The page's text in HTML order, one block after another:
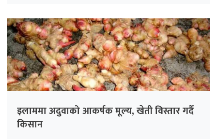
इलाममा अदुवाको आकर्षक मूल्य, खेती विस्तार गर्दै
किसान